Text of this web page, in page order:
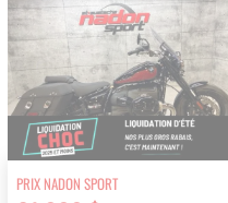
PRIX NADON SPORT